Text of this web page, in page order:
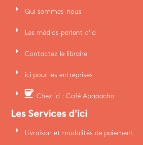
arrow_right Qui sommes-nous
arrow_right Les médias parlent d'ici
arrow_right Contactez le libraire
arrow_right ici pour les entreprises
arrow_right coffee Chez ici : Café Apapacho
Les Services d'ici
arrow_right Livraison et modalités de paiement